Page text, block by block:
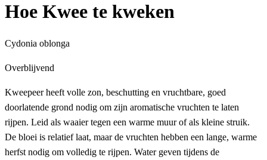
Hoe Kwee te kweken
Cydonia oblonga
Overblijvend
Kweepeer heeft volle zon, beschutting en vruchtbare, goed
doorlatende grond nodig om zijn aromatische vruchten te laten
rijpen. Leid als waaier tegen een warme muur of als kleine struik.
De bloei is relatief laat, maar de vruchten hebben een lange, warme
herfst nodig om volledig te rijpen. Water geven tijdens de